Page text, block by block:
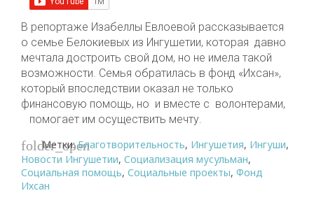
В репортаже Изабеллы Евлоевой рассказывается
о семье Белокиевых из Ингушетии, которая давно
мечтала достроить свой дом, но не имела такой
возможности. Семья обратилась в фонд «Ихсан»,
который впоследствии оказал не только
финансовую помощь, но и вместе с волонтерами,
помогает им осуществить мечту.
folder_open
Метки:Благотворительность, Ингушетия, Ингуши,
Новости Ингушетии, Социализация мусульман,
Социальная помощь, Социальные проекты, Фонд
Ихсан